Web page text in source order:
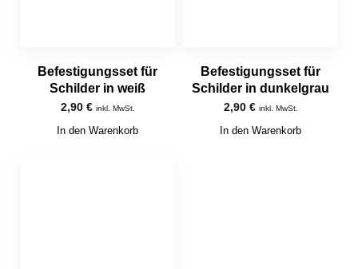
Befestigungsset für
Schilder in weiß
2,90 € inkl. MwSt.
In den Warenkorb
Befestigungsset für
Schilder in dunkelgrau
2,90 € inkl. MwSt.
In den Warenkorb